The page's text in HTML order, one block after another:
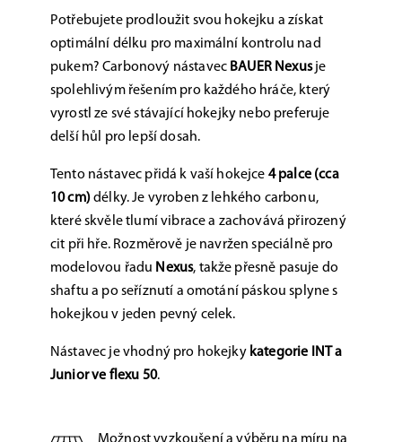
Potřebujete prodloužit svou hokejku a získat
optimální délku pro maximální kontrolu nad
pukem? Carbonový nástavec BAUER Nexusje
spolehlivým řešením pro každého hráče, který
vyrostl ze své stávající hokejky nebo preferuje
delší hůl pro lepší dosah.
Tento nástavec přidá k vaší hokejce 4 palce (cca
10 cm)délky. Je vyroben z lehkého carbonu,
které skvěle tlumí vibrace a zachovává přirozený
cit při hře. Rozměrově je navržen speciálně pro
modelovou řadu Nexus, takže přesně pasuje do
shaftu a po seříznutí a omotání páskou splyne s
hokejkou v jeden pevný celek.
Nástavec je vhodný pro hokejky kategorie INT a
Junior ve flexu 50.